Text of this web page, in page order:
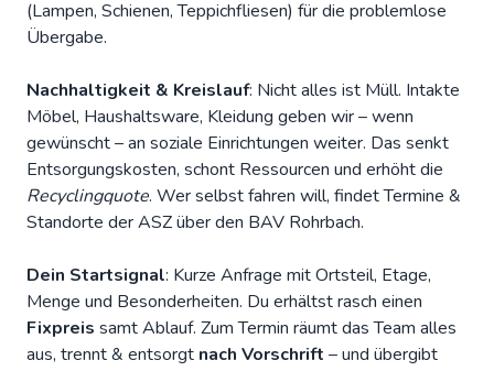
(Lampen, Schienen, Teppichfliesen) für die problemlose
Übergabe.
Nachhaltigkeit & Kreislauf: Nicht alles ist Müll. Intakte
Möbel, Haushaltsware, Kleidung geben wir – wenn
gewünscht – an soziale Einrichtungen weiter. Das senkt
Entsorgungskosten, schont Ressourcen und erhöht die
Recyclingquote. Wer selbst fahren will, findet Termine &
Standorte der ASZ über den BAV Rohrbach.
Dein Startsignal: Kurze Anfrage mit Ortsteil, Etage,
Menge und Besonderheiten. Du erhältst rasch einen
Fixpreis samt Ablauf. Zum Termin räumt das Team alles
aus, trennt & entsorgt nach Vorschrift – und übergibt